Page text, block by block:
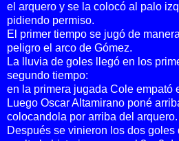
el arquero y se la colocó al palo
pidiendo permiso.
El primer tiempo se jugó de
peligro el arco de Gómez.
La lluvia de goles llegó en los
segundo tiempo:
en la primera jugada Cole empató
Luego Oscar Altamirano poné
colocandola por arriba del arquero.
Después se vinieron los dos